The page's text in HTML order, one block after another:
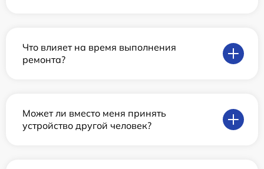
Что влияет на время выполнения
ремонта?
Может ли вместо меня принять
устройство другой человек?